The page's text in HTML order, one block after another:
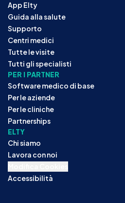
App Elty
Guida alla salute
Supporto
Centri medici
Tutte le visite
Tutti gli specialisti
PER I PARTNER
Software medico di base
Per le aziende
Per le cliniche
Partnerships
ELTY
Chi siamo
Lavora con noi
Accessibilità